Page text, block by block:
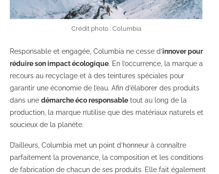
Crédit photo : Columbia
Responsable et engagée, Columbia ne cesse d’innover pour
réduire son impact écologique. En l’occurrence, la marque a
recours au recyclage et à des teintures spéciales pour
garantir une économie de l’eau. Afin d’élaborer des produits
dans une démarche éco responsable tout au long de la
production, la marque n’utilise que des matériaux naturels et
soucieux de la planète.
D’ailleurs, Columbia met un point d’honneur à connaître
parfaitement la provenance, la composition et les conditions
de fabrication de chacun de ses produits. Elle fait également